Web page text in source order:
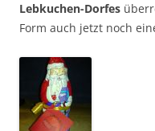
Lebkuchen-Dorfes
Form auch jetzt noch